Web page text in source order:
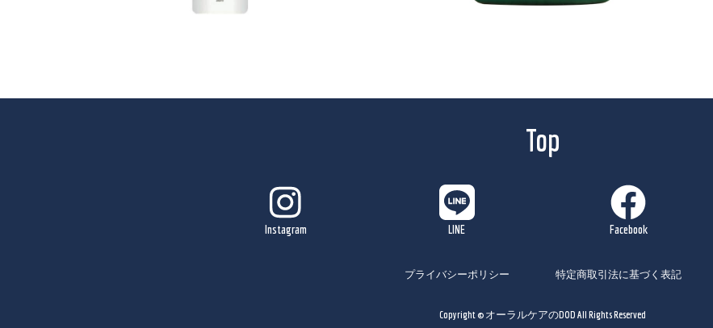
Top
プライバシーポリシー 特定商取引法に基づく表記
Copyright © オーラルケアのDOD All Rights Reserved